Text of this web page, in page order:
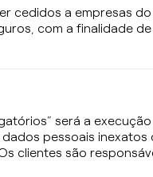
a empresas
com a finalidade
será a
pessoais
clientes são